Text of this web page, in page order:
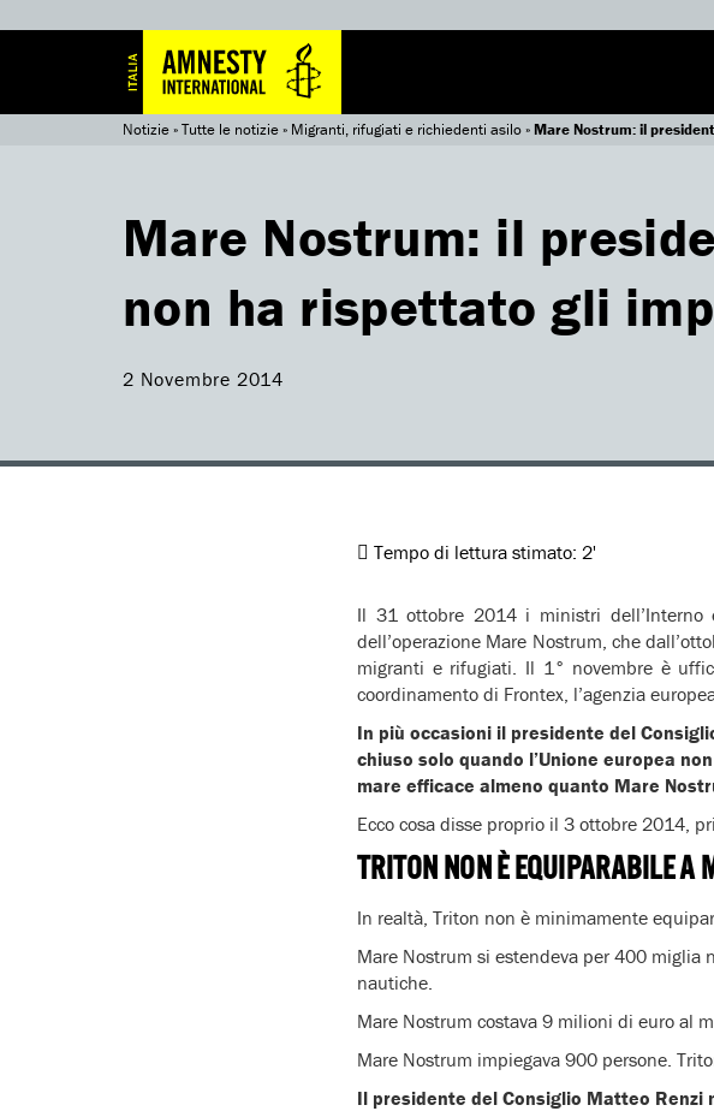
Notizie»Tutte le notizie» Migranti, rifugiati e richiedenti asilo»Mare Nostrum: il
Mare Nostrum: il
non ha rispettato gli
2 Novembre 2014
Tempo di lettura stimato: 2'
Il 31 ottobre 2014 i ministri dell’Interno
dell’operazione Mare Nostrum, che
migranti e rifugiati. Il 1° novembre è
coordinamento di Frontex, l’agenzia
In più occasioni il presidente del
chiuso solo quando l’Unione europea
mare efficace almeno quanto Mare
Ecco cosa disse proprio il 3 ottobre 2014,
TRITON NON È EQUIPARABILE A
In realtà, Triton non è minimamente
Mare Nostrum si estendeva per 400 miglia
nautiche.
Mare Nostrum costava 9 milioni di euro al
Mare Nostrum impiegava 900 persone.
Il presidente del Consiglio Matteo